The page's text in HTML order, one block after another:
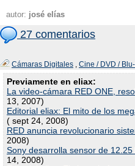
autor: josé elías
27 comentarios
Cámaras Digitales , Cine / DVD /
Previamente en eliax:
La video-cámara RED ONE,
13, 2007)
Editorial eliax: El mito de los
( sept 24, 2008)
RED anuncia revolucionario
2008)
Sony desarrolla sensor de
14, 2008)